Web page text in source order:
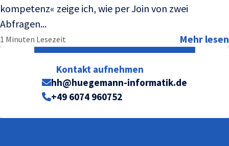
kompetenz« zeige ich, wie per Join von zwei
Abfragen...
1 Minuten Lesezeit Mehr lesen
Kontakt aufnehmen
hh@huegemann-informatik.de
+49 6074 960752